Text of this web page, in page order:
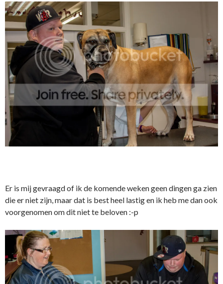
Er is mij gevraagd of ik de komende weken geen dingen ga zien
die er niet zijn, maar dat is best heel lastig en ik heb me dan ook
voorgenomen om dit niet te beloven :-p